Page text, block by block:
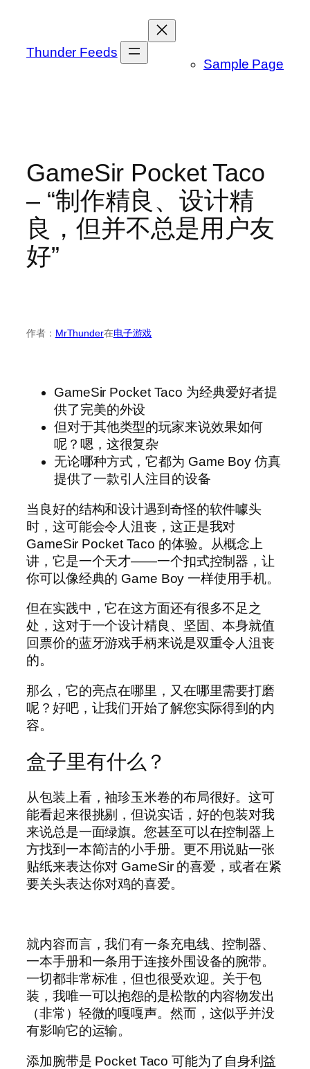
Thunder Feeds
Sample Page
GameSir Pocket Taco
– “制作精良、设计精
良，但并不总是用户友
好”
作者： MrThunder在电子游戏
GameSir Pocket Taco 为经典爱好者提
供了完美的外设
但对于其他类型的玩家来说效果如何
呢？嗯，这很复杂
无论哪种方式，它都为 Game Boy 仿真
提供了一款引人注目的设备
当良好的结构和设计遇到奇怪的软件噱头
时，这可能会令人沮丧，这正是我对
GameSir Pocket Taco 的体验。从概念上
讲，它是一个天才——一个扣式控制器，让
你可以像经典的 Game Boy 一样使用手机。
但在实践中，它在这方面还有很多不足之
处，这对于一个设计精良、坚固、本身就值
回票价的蓝牙游戏手柄来说是双重令人沮丧
的。
那么，它的亮点在哪里，又在哪里需要打磨
呢？好吧，让我们开始了解您实际得到的内
容。
盒子里有什么？
从包装上看，袖珍玉米卷的布局很好。这可
能看起来很挑剔，但说实话，好的包装对我
来说总是一面绿旗。您甚至可以在控制器上
方找到一本简洁的小手册。更不用说贴一张
贴纸来表达你对 GameSir 的喜爱，或者在紧
要关头表达你对鸡的喜爱。
就内容而言，我们有一条充电线、控制器、
一本手册和一条用于连接外围设备的腕带。
一切都非常标准，但也很受欢迎。关于包
装，我唯一可以抱怨的是松散的内容物发出
（非常）轻微的嘎嘎声。然而，这似乎并没
有影响它的运输。
添加腕带是 Pocket Taco 可能为了自身利益